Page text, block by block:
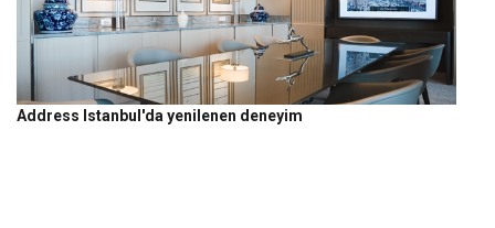
Address Istanbul'da yenilenen deneyim